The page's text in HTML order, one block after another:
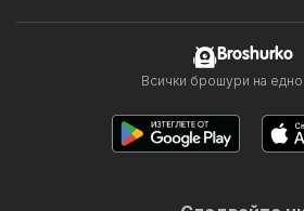
Broshurko
Всички брошури на